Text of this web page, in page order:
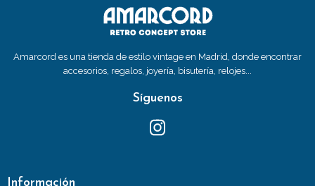
Amarcord es una tienda de estilo vintage en Madrid, donde encontrar
accesorios, regalos, joyería, bisutería, relojes...
Síguenos
Información